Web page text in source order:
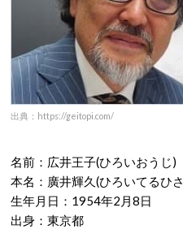
出典：https://geitopi.com/
名前：広井王子(ひろいおうじ)
本名：廣井輝久 (ひろいてるひさ
生年月日： 1954年2 月8日
出身：東京都